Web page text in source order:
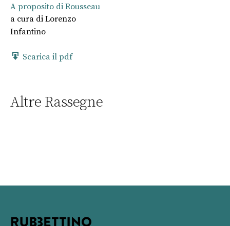
A proposito di Rousseau
a cura di Lorenzo
Infantino
Scarica il pdf
Altre Rassegne